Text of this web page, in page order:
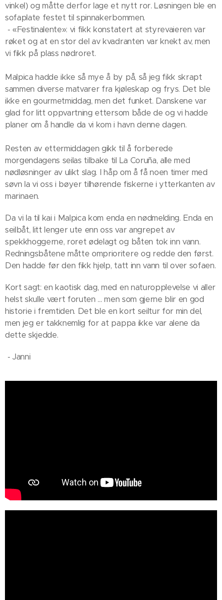
vinkel) og måtte derfor lage et nytt ror. Løsningen ble en
sofaplate festet til spinnakerbommen.
- «Festinalente»: vi fikk konstatert at styrevaieren var
røket og at en stor del av kvadranten var knekt av, men
vi fikk på plass nødroret.
Malpica hadde ikke så mye å by på, så jeg fikk skrapt
sammen diverse matvarer fra kjøleskap og frys. Det ble
ikke en gourmetmiddag, men det funket. Danskene var
glad for litt oppvartning ettersom både de og vi hadde
planer om å handle da vi kom i havn denne dagen.
Resten av ettermiddagen gikk til å forberede
morgendagens seilas tilbake til La Coruña, alle med
nødløsninger av ulikt slag. I håp om å få noen timer med
søvn la vi oss i bøyer tilhørende fiskerne i ytterkanten av
marinaen.
Da vi la til kai i Malpica kom enda en nødmelding. Enda en
seilbåt, litt lenger ute enn oss var angrepet av
spekkhoggerne, roret ødelagt og båten tok inn vann.
Redningsbåtene måtte omprioritere og redde den først.
Den hadde før den fikk hjelp, tatt inn vann til over sofaen.
Kort sagt: en kaotisk dag, med en naturopplevelse vi aller
helst skulle vært foruten ... men som gjerne blir en god
historie i fremtiden. Det ble en kort seiltur for min del,
men jeg er takknemlig for at pappa ikke var alene da
dette skjedde.
- Janni